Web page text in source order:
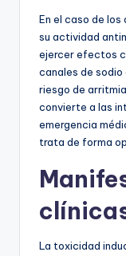
En el caso de
su actividad
ejercer efectos
canales de sodio
riesgo de
convierte a las
emergencia
trata de forma
La toxicidad